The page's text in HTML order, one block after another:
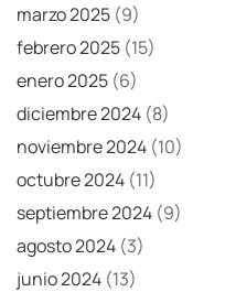
marzo 2025 (9)
febrero 2025 (15)
enero 2025 (6)
diciembre 2024 (8)
noviembre 2024 (10)
octubre 2024 (11)
septiembre 2024 (9)
agosto 2024 (3)
junio 2024 (13)